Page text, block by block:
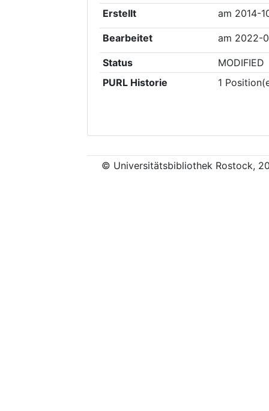
Erstellt
am 2014-
Bearbeitet am 2022-
Status
MODIFIED
PURL Historie
1
© Universitätsbibliothek Rostock,